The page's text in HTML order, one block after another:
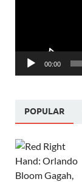
00:00
POPULAR